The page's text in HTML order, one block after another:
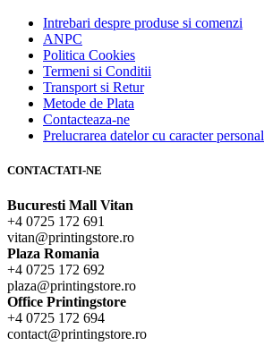
Intrebari despre produse si comenzi
ANPC
Politica Cookies
Termeni si Conditii
Transport si Retur
Metode de Plata
Contacteaza-ne
Prelucrarea datelor cu caracter personal
CONTACTATI-NE
Bucuresti Mall Vitan
+4 0725 172 691
vitan@printingstore.ro
Plaza Romania
+4 0725 172 692
plaza@printingstore.ro
Office Printingstore
+4 0725 172 694
contact@printingstore.ro